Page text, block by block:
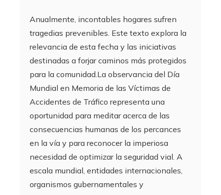
Anualmente, incontables hogares sufren
tragedias prevenibles. Este texto explora la
relevancia de esta fecha y las iniciativas
destinadas a forjar caminos más protegidos
para la comunidad.La observancia del Día
Mundial en Memoria de las Víctimas de
Accidentes de Tráfico representa una
oportunidad para meditar acerca de las
consecuencias humanas de los percances
en la vía y para reconocer la imperiosa
necesidad de optimizar la seguridad vial. A
escala mundial, entidades internacionales,
organismos gubernamentales y